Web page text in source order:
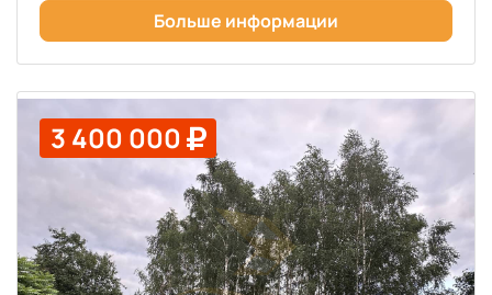
Больше информации
3 400 000